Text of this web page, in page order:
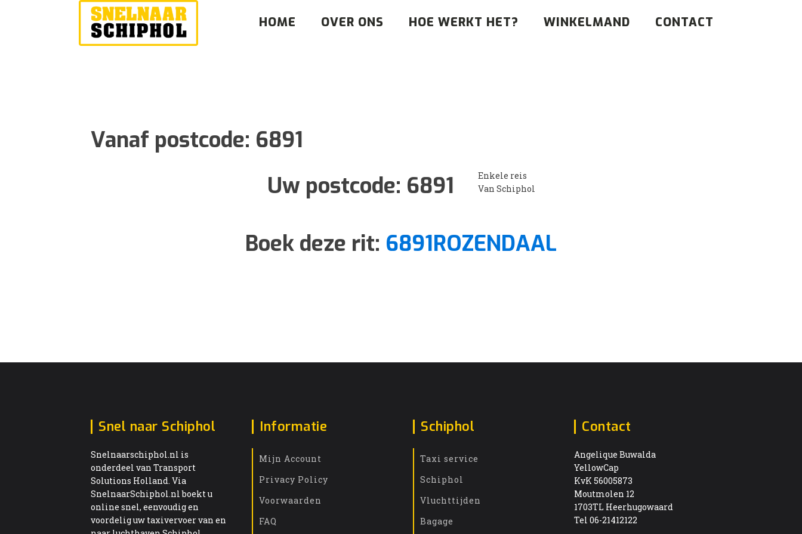
HOME OVER ONS HOE WERKT HET? WINKELMAND CONTACT
Vanaf postcode: 6891
Uw postcode: 6891
Enkele reis
Van Schiphol
Boek deze rit: 6891ROZENDAAL
Snel naar Schiphol
Snelnaarschiphol.nl is
onderdeel van Transport
Solutions Holland. Via
SnelnaarSchiphol.nl boekt u
online snel, eenvoudig en
voordelig uw taxivervoer van en
Informatie
Mijn Account
Privacy Policy
Voorwaarden
FAQ
Schiphol
Taxi service
Schiphol
Vluchttijden
Bagage
Contact
Angelique Buwalda
YellowCap
KvK 56005873
Moutmolen 12
1703TL Heerhugowaard
Tel 06-21412122